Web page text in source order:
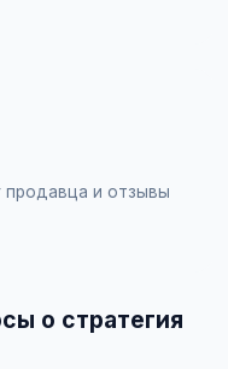
продавца и отзывы
о стратегия